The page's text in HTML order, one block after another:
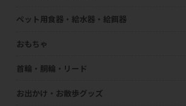
ペット用食器・給水器・給餌器
おもちゃ
首輪・胴輪・リード
お出かけ・お散歩グッズ